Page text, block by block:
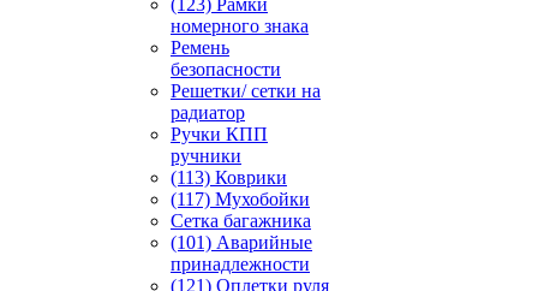
(123) Рамки
номерного знака
Ремень
безопасности
Решетки/ сетки на
радиатор
Ручки КПП
ручники
(113) Коврики
(117) Мухобойки
Сетка багажника
(101) Аварийные
принадлежности
(121) Оплетки руля